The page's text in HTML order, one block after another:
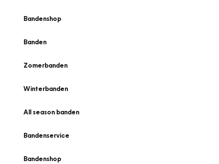
Bandenshop
Banden
Zomerbanden
Winterbanden
All season banden
Bandenservice
Bandenshop